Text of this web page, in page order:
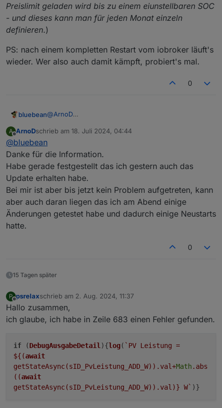
Preislimit geladen wird bis zu einem eiunstellbaren SOC
- und dieses kann man für jeden Monat einzeln
definieren.)
PS: nach einem kompletten Restart vom iobroker läuft's
wieder. Wer also auch damit kämpft, probiert's mal.
0
bluebean@ArnoD
mein S10 Pro bekommen auf Version P10_2024_024.
Seitdem bekomme ich im Log lediglich noch ein
"E3DC Connection closed", keinerlei Verbindung
oder Regelung mehr.
(Info: das Release liefert im Wesentlichen zwei neue
Features: zum einen kann man jetzt auch die Batterie
für die Ladung gegenüber der Wallbox priorisieren
und dafür dann auch einen SOC einstellen, bis zu
dem das gelten soll. Zu anderen kann man jetzt für
dynamische Strompreise einstellen, dass die Batterie
PS: nach einem kompletten Restart vom iobroker
läuft's wieder. Wer also auch damit kämpft, probiert's
mal.
A
Offline
ArnoDschrieb am 18. Juli 2024, 04:44
zuletzt editiert von
@bluebean
Danke für die Information.
Habe gerade festgestellt das ich gestern auch das
Update erhalten habe.
Bei mir ist aber bis jetzt kein Problem aufgetreten, kann
aber auch daran liegen das ich am Abend einige
Änderungen getestet habe und dadurch einige Neustarts
hatte.
0
15 Tagen später
P
Offline
psrelaxschrieb am 2. Aug. 2024, 11:37
zuletzt editiert von
Hallo zusammen,
ich glaube, ich habe in Zeile 683 einen Fehler gefunden.
if (DebugAusgabeDetail ){log( `PV Leistung =
${(await
getStateAsync(sID_PvLeistung_ADD_W)).val+Math .abs
((await
getStateAsync(sID_PvLeistung_ADD_W)).val)} W` )}